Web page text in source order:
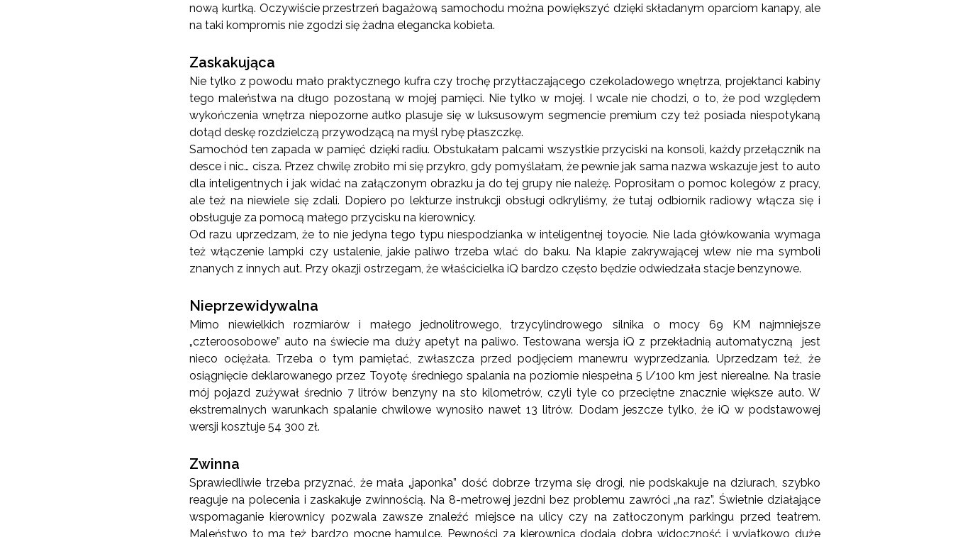
nową kurtką. Oczywiście przestrzeń bagażową samochodu można powiększyć dzięki składanym oparciom kanapy, ale
na taki kompromis nie zgodzi się żadna elegancka kobieta.
Zaskakująca
Nie tylko z powodu mało praktycznego kufra czy trochę przytłaczającego czekoladowego wnętrza, projektanci kabiny
tego maleństwa na długo pozostaną w mojej pamięci. Nie tylko w mojej. I wcale nie chodzi, o to, że pod względem
wykończenia wnętrza niepozorne autko plasuje się w luksusowym segmencie premium czy też posiada niespotykaną
dotąd deskę rozdzielczą przywodzącą na myśl rybę płaszczkę.
Samochód ten zapada w pamięć dzięki radiu. Obstukałam palcami wszystkie przyciski na konsoli, każdy przełącznik na
desce i nic… cisza. Przez chwilę zrobiło mi się przykro, gdy pomyślałam, że pewnie jak sama nazwa wskazuje jest to auto
dla inteligentnych i jak widać na załączonym obrazku ja do tej grupy nie należę. Poprosiłam o pomoc kolegów z pracy,
ale też na niewiele się zdali. Dopiero po lekturze instrukcji obsługi odkryliśmy, że tutaj odbiornik radiowy włącza się i
obsługuje za pomocą małego przycisku na kierownicy.
Od razu uprzedzam, że to nie jedyna tego typu niespodzianka w inteligentnej toyocie. Nie lada główkowania wymaga
też włączenie lampki czy ustalenie, jakie paliwo trzeba wlać do baku. Na klapie zakrywającej wlew nie ma symboli
znanych z innych aut. Przy okazji ostrzegam, że właścicielka iQ bardzo często będzie odwiedzała stacje benzynowe.
Nieprzewidywalna
Mimo niewielkich rozmiarów i małego jednolitrowego, trzycylindrowego silnika o mocy 69 KM najmniejsze
„czteroosobowe” auto na świecie ma duży apetyt na paliwo. Testowana wersja iQ z przekładnią automatyczną jest
nieco ociężała. Trzeba o tym pamiętać, zwłaszcza przed podjęciem manewru wyprzedzania. Uprzedzam też, że
osiągnięcie deklarowanego przez Toyotę średniego spalania na poziomie niespełna 5 l/100 km jest nierealne. Na trasie
mój pojazd zużywał średnio 7 litrów benzyny na sto kilometrów, czyli tyle co przeciętne znacznie większe auto. W
ekstremalnych warunkach spalanie chwilowe wynosiło nawet 13 litrów. Dodam jeszcze tylko, że iQ w podstawowej
wersji kosztuje 54 300 zł.
Zwinna
Sprawiedliwie trzeba przyznać, że mała „japonka” dość dobrze trzyma się drogi, nie podskakuje na dziurach, szybko
reaguje na polecenia i zaskakuje zwinnością. Na 8-metrowej jezdni bez problemu zawróci „na raz”. Świetnie działające
wspomaganie kierownicy pozwala zawsze znaleźć miejsce na ulicy czy na zatłoczonym parkingu przed teatrem.
Maleństwo to ma też bardzo mocne hamulce. Pewności za kierownicą dodają dobra widoczność i wyjątkowo duże